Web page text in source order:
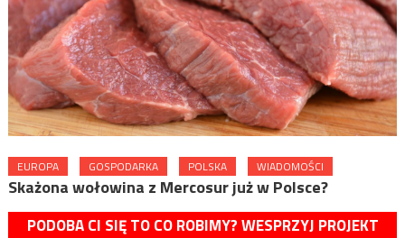
EUROPA GOSPODARKA POLSKA WIADOMOŚCI
Skażona wołowina z Mercosur już w Polsce?
PODOBA CI SIĘ TO CO ROBIMY? WESPRZYJ PROJEKT